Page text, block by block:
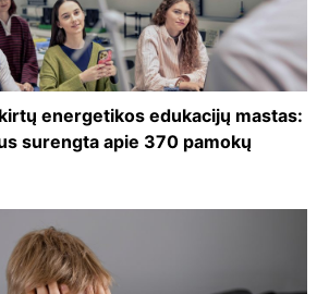
energetikos edukacijų mastas:
surengta apie 370 pamokų